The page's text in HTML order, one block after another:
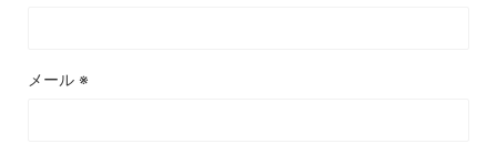
メール ※